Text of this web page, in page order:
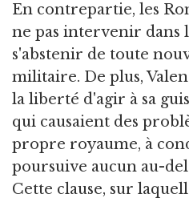
En contrepartie, les
ne pas intervenir dans
s'abstenir de toute
militaire. De plus,
la liberté d'agir à sa
qui causaient des
propre royaume, à
poursuive aucun au-
Cette clause, sur